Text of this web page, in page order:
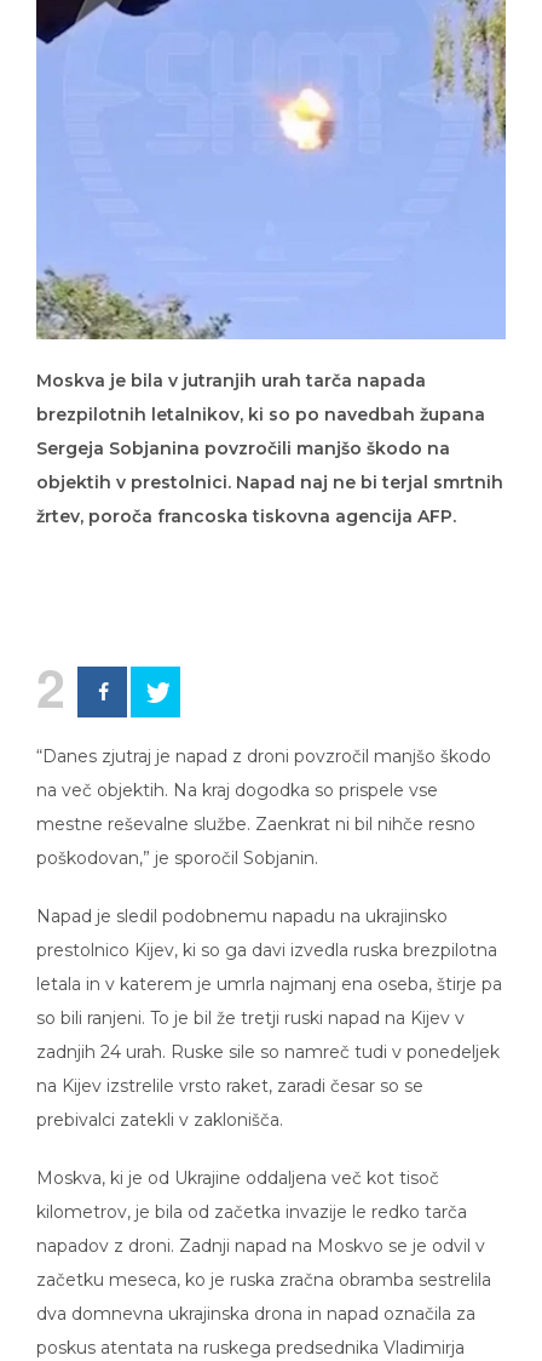
Moskva je bila v jutranjih urah tarča napada
brezpilotnih letalnikov, ki so po navedbah župana
Sergeja Sobjanina povzročili manjšo škodo na
objektih v prestolnici. Napad naj ne bi terjal smrtnih
žrtev, poroča francoska tiskovna agencija AFP.
2
“Danes zjutraj je napad z droni povzročil manjšo škodo
na več objektih. Na kraj dogodka so prispele vse
mestne reševalne službe. Zaenkrat ni bil nihče resno
poškodovan,” je sporočil Sobjanin.
Napad je sledil podobnemu napadu na ukrajinsko
prestolnico Kijev, ki so ga davi izvedla ruska brezpilotna
letala in v katerem je umrla najmanj ena oseba, štirje pa
so bili ranjeni. To je bil že tretji ruski napad na Kijev v
zadnjih 24 urah. Ruske sile so namreč tudi v ponedeljek
na Kijev izstrelile vrsto raket, zaradi česar so se
prebivalci zatekli v zaklonišča.
Moskva, ki je od Ukrajine oddaljena več kot tisoč
kilometrov, je bila od začetka invazije le redko tarča
napadov z droni. Zadnji napad na Moskvo se je odvil v
začetku meseca, ko je ruska zračna obramba sestrelila
dva domnevna ukrajinska drona in napad označila za
poskus atentata na ruskega predsednika Vladimirja